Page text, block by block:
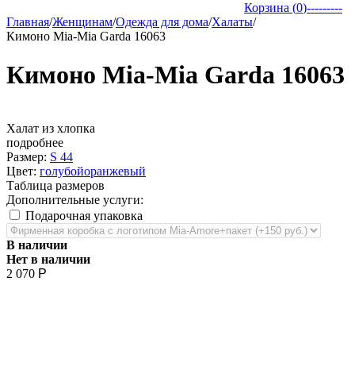
Корзина (0)---------
Главная/Женщинам/Одежда для дома/Халаты/
Кимоно Mia-Mia Garda 16063
Кимоно Mia-Mia Garda 16063
Халат из хлопка
подробнее
Размер: S 44
Цвет: голубойоранжевый
Таблица размеров
Дополнительные услуги:
Подарочная упаковка
В наличии
Нет в наличии
2 070 Р